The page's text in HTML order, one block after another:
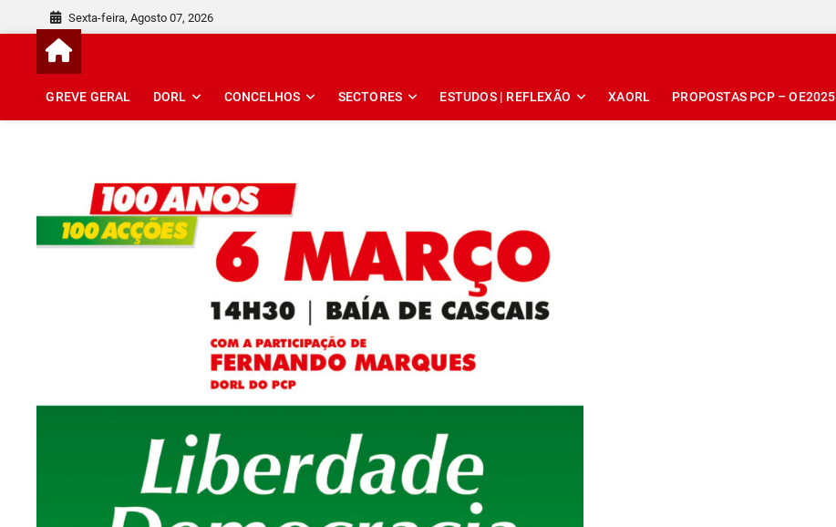
content
Sexta-feira, Agosto 07, 2026
GREVE GERAL DORL CONCELHOS SECTORES ESTUDOS | REFLEXÃO XAORL PROPOSTAS PCP – OE2025